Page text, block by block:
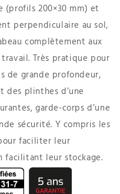
(profils 200×30 mm) et
perpendiculaire au sol,
complètement aux
travail. Très pratique pour
de grande profondeur,
des plinthes d’une
garde-corps d’une
sécurité. Y compris les
faciliter leur
facilitant leur stockage.